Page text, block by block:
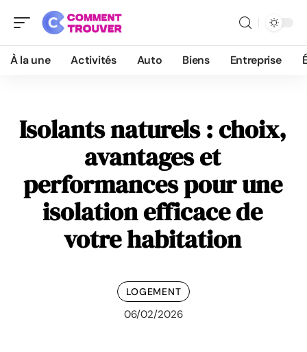
À la une Activités Auto Biens Entreprise
Isolants naturels : choix,
avantages et
performances pour une
isolation efficace de
votre habitation
LOGEMENT
06/02/2026